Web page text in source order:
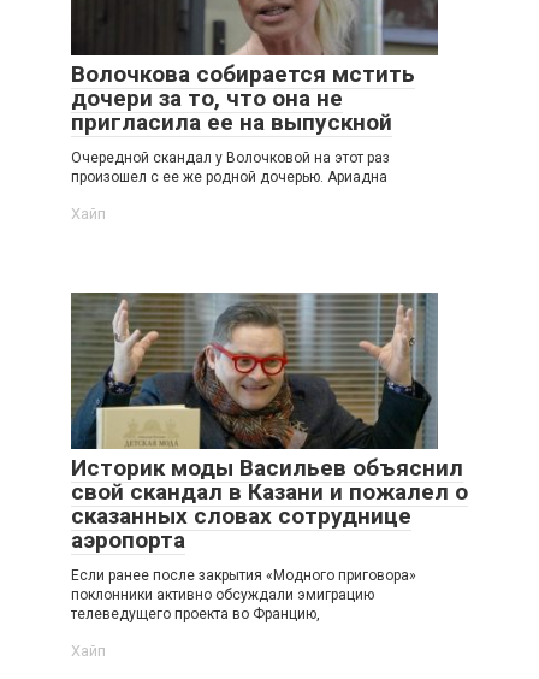
Волочкова собирается мстить
дочери за то, что она не
пригласила ее на выпускной
Очередной скандал у Волочковой на этот раз
произошел с ее же родной дочерью. Ариадна
Хайп
Историк моды Васильев объяснил
свой скандал в Казани и пожалел о
сказанных словах сотруднице
аэропорта
Если ранее после закрытия «Модного приговора»
поклонники активно обсуждали эмиграцию
телеведущего проекта во Францию,
Хайп